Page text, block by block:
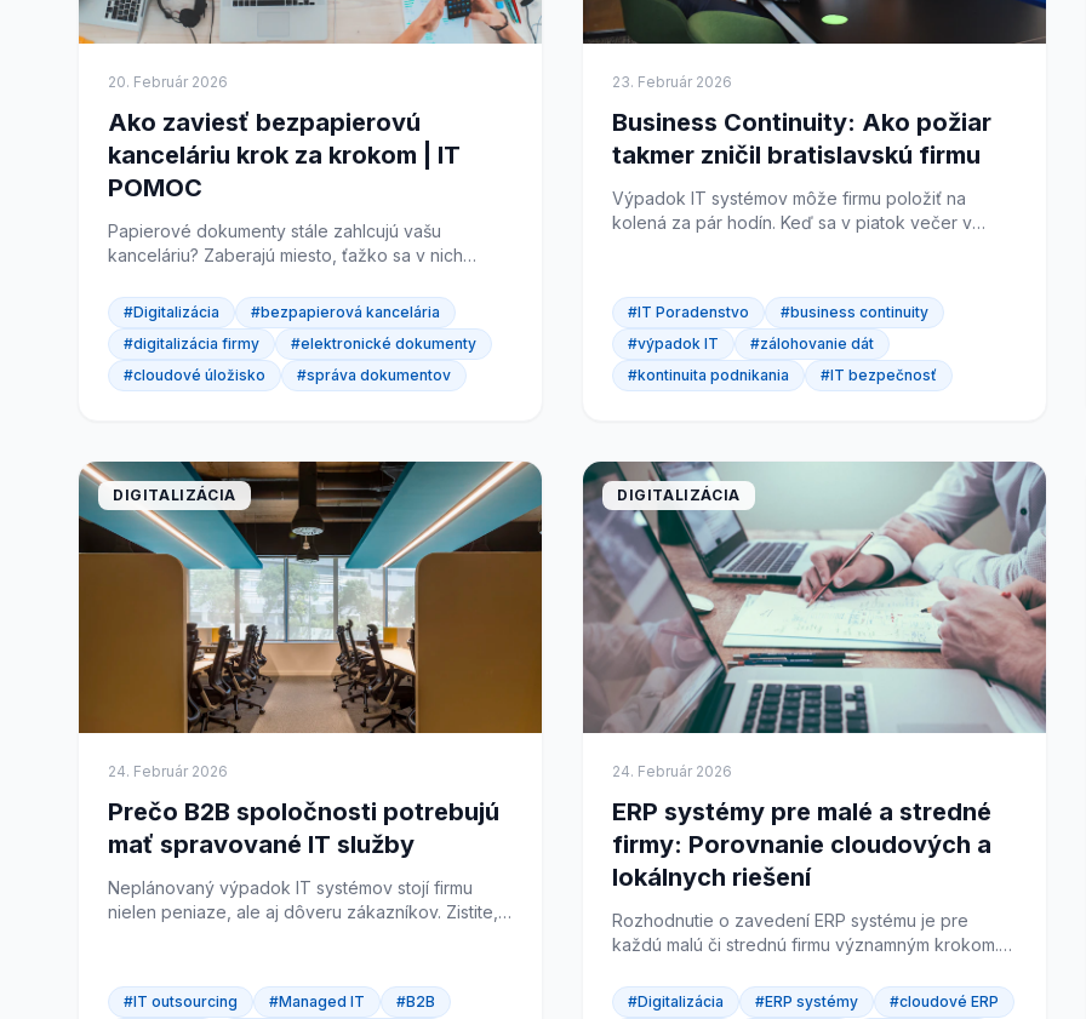
20. Február 2026
Ako zaviesť bezpapierovú
kanceláriu krok za krokom | IT
POMOC
Papierové dokumenty stále zahlcujú vašu
kanceláriu? Zaberajú miesto, ťažko sa v nich
Prechod na bezpapierovú...
#Digitalizácia
#bezpapierová kancelária
#digitalizácia firmy
#elektronické dokumenty
#cloudové úložisko
#správa dokumentov
23. Február 2026
Business Continuity: Ako požiar
takmer zničil bratislavskú firmu
Výpadok IT systémov môže firmu položiť na
kolená za pár hodín. Keď sa v piatok večer v
#IT Poradenstvo
#business continuity
#výpadok IT
#zálohovanie dát
#kontinuita podnikania
#IT bezpečnosť
DIGITALIZÁCIA
24. Február 2026
Prečo B2B spoločnosti potrebujú
mať spravované IT služby
Neplánovaný výpadok IT systémov stojí firmu
nielen peniaze, ale aj dôveru zákazníkov. Zistite,
#IT outsourcing #Managed IT
#B2B
DIGITALIZÁCIA
24. Február 2026
ERP systémy pre malé a stredné
firmy: Porovnanie cloudových a
lokálnych riešení
Rozhodnutie o zavedení ERP systému je pre
každú malú či strednú firmu významným krokom.
Má zmysel investovať...
#Digitalizácia #ERP systémy
#cloudové ERP